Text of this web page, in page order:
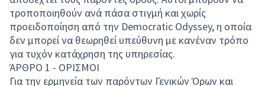
τροποποιηθούν ανά πάσα στιγμή και χωρίς
προειδοποίηση από την Democratic Odyssey, η οποία
δεν μπορεί να θεωρηθεί υπεύθυνη με κανέναν τρόπο
για τυχόν κατάχρηση της υπηρεσίας.
ΆΡΘΡΟ 1 - ΟΡΙΣΜΟΙ
Για την ερμηνεία των παρόντων Γενικών Όρων και